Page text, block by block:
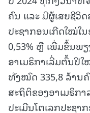
ຄົນ ແລະ ມີຜູ້ເສຍຊີວິ
ປະຊາກອນເກີດໃໝ່ໃ
0,53% ຫຼື ເພີ່ມຂຶ້ນພ
ອາເມຣິກາເລີ່ມຕົ້ນປີ
ທັງໝົດ 335,8 ລ້ານ
ສະຖິຕິຂອງອາເມຣິກ
ປະເມີນໂຕເລກປະຊາ